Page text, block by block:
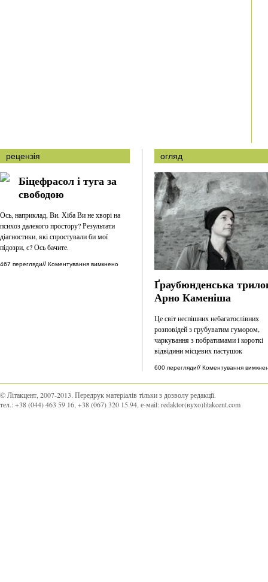
рецензія
Біцефрасол і туга за
свободою
Ось, наприклад, Ви. Хіба Ви не хворі на
психоз далекого простору? Результати
діагностики, які спростували би мої
підозри, є? Ось бачите.
467 перегляди// Коментування вимкнено
огляд
Ґраубюнденська
Арно Каменіша
Це світ неспішних небагатослівних
розповідей з грубуватим гумором,
чаркування з побратимами і короткі
відвідини місцевих пастушок
600 перегляди// Коментування
© Літакцент, 2007-2013. Передрук матеріалів тільки з дозволу редакції.
тел.:+38 (044) 463 59 16 +38 (067) 320 15 94 , е-маіl:redaktor(вухо)litakcent.com